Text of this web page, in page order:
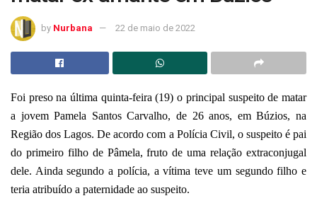
by Nurbana 22 de maio de 2022
Foi preso na última quinta-feira (19) o principal suspeito de matar
a jovem Pamela Santos Carvalho, de 26 anos, em Búzios, na
Região dos Lagos.De acordo com a Polícia Civil, o suspeito é pai
do primeiro filho de Pâmela, fruto de uma relação extraconjugal
dele. Ainda segundo a polícia, a vítima teve um segundo filho e
teria atribuído a paternidade ao suspeito.